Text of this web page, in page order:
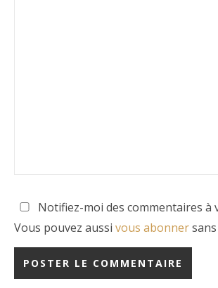
Notifiez-moi des commentaires à
Vous pouvez aussi vous abonner